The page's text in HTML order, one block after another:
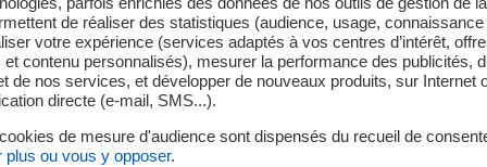
: être la génération qui fait la
de réaliser des statistiques (audience, usage,
votre expérience (services adaptés à vos centres d’intérêt,
et contenu personnalisés), mesurer la performance des publicités,
de nos services, et développer de nouveaux produits, sur Internet
directe (e-mail, SMS...).
de mesure d'audience sont dispensés du recueil de
plus ou vous y opposer.